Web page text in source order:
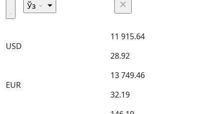
Ўз
USD
11 915.64
28.92
EUR
13 749.46
32.19